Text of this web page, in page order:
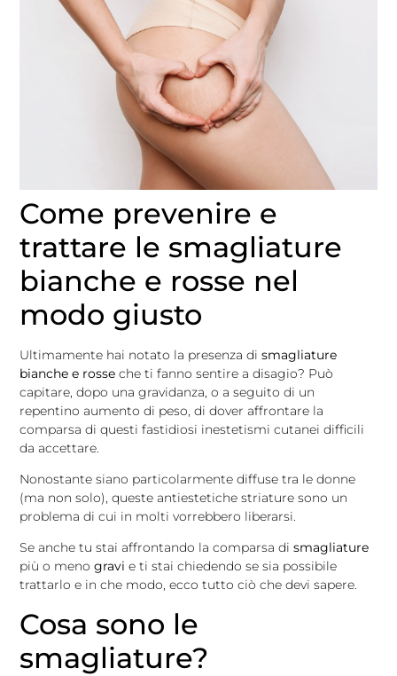
Come prevenire e
trattare le smagliature
bianche e rosse nel
modo giusto
Ultimamente hai notato la presenza dismagliature
bianche e rosse che ti fanno sentire a disagio? Può
capitare, dopo una gravidanza, o a seguito di un
repentino aumento di peso, di dover affrontare la
comparsa di questi fastidiosi inestetismi cutanei difficili
da accettare.
Nonostante siano particolarmente diffuse tra le donne
(ma non solo), queste antiestetiche striature sono un
problema di cui in molti vorrebbero liberarsi.
Se anche tu stai affrontando la comparsa dismagliature
più o menogravi e ti stai chiedendo se sia possibile
trattarlo e in che modo, ecco tutto ciò che devi sapere.
Cosa sono le
smagliature?